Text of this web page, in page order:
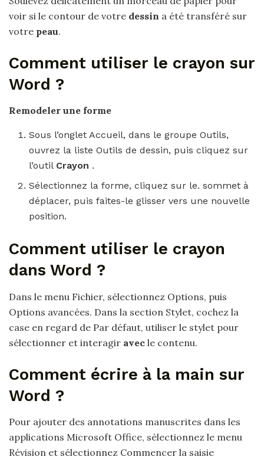
voir si le contour de votre dessin a été transféré sur
votre peau.
Comment utiliser le crayon sur
Word ?
Remodeler une forme
Sous l’onglet Accueil, dans le groupe Outils,
ouvrez la liste Outils de dessin, puis cliquez sur
l’outil Crayon .
Sélectionnez la forme, cliquez sur le. sommet à
déplacer, puis faites-le glisser vers une nouvelle
position.
Comment utiliser le crayon
dans Word ?
Dans le menu Fichier, sélectionnez Options, puis
Options avancées. Dans la section Stylet, cochez la
case en regard de Par défaut, utiliser le stylet pour
sélectionner et interagir avec le contenu.
Comment écrire à la main sur
Word ?
Pour ajouter des annotations manuscrites dans les
applications Microsoft Office, sélectionnez le menu
Révision et sélectionnez Commencer la saisie